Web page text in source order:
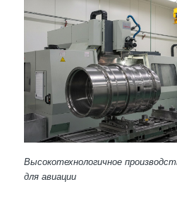
Высокотехнологичное
для авиации